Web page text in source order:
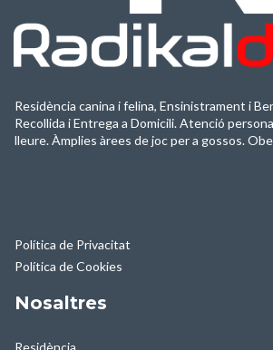
Residència canina i felina, Ensinistrament i
Recollida i Entrega a Domicili. Atenció
lleure. Àmplies àrees de joc per a gossos.
Política de Privacitat
Política de Cookies
Nosaltres
Residència